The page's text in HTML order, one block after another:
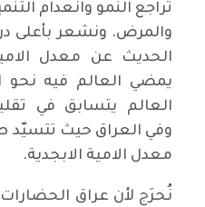
تراجع النمو وانعدام
والمرض. ونشعر بأعلى
الحديث عن معدل
يمضي العالم فيه نحو
العالم يتسابق في
وفي العراق حيث تتسيّد
معدل الامية الابجدية.
نُحرَج لأن عراق